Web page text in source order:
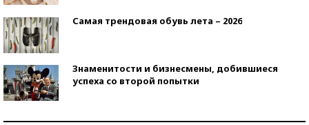
Самая трендовая обувь лета – 2026
Знаменитости и бизнесмены, добившиеся
успеха со второй попытки